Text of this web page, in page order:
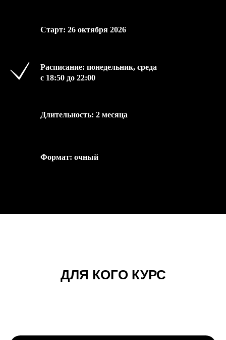
Старт: 26 октября 2026
Расписание: понедельник, среда
с 18:50 до 22:00
Длительность: 2 месяца
Формат: очный
ДЛЯ КОГО КУРС